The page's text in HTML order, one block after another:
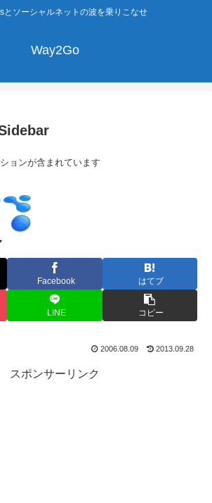
とソーシャルネットの波を乗りこなせ
Way2Go
ョンが含まれています
Facebook はてブ
LINE コピー
2006.08.09 2013.09.28
スポンサーリンク